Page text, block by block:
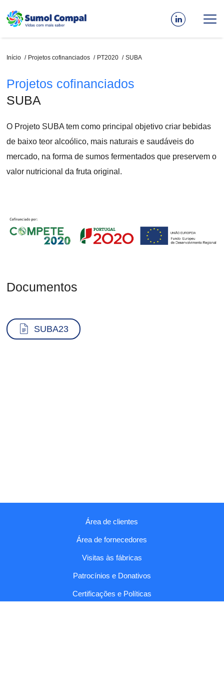
para
principal
Navegação
Início Projetos cofinanciados PT2020 SUBA
Projetos cofinanciados
SUBA
O Projeto SUBA tem como principal objetivo criar bebidas
de baixo teor alcoólico, mais naturais e saudáveis do
mercado, na forma de sumos fermentados que preservem o
valor nutricional da fruta original.
Documentos
DocumentoSUBA23
Área de clientes
Área de fornecedores
Visitas às fábricas
Patrocínios e Donativos
Certificações e Políticas